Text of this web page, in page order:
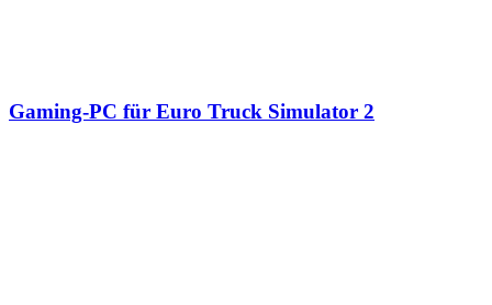
Gaming-PC für Euro Truck Simulator 2